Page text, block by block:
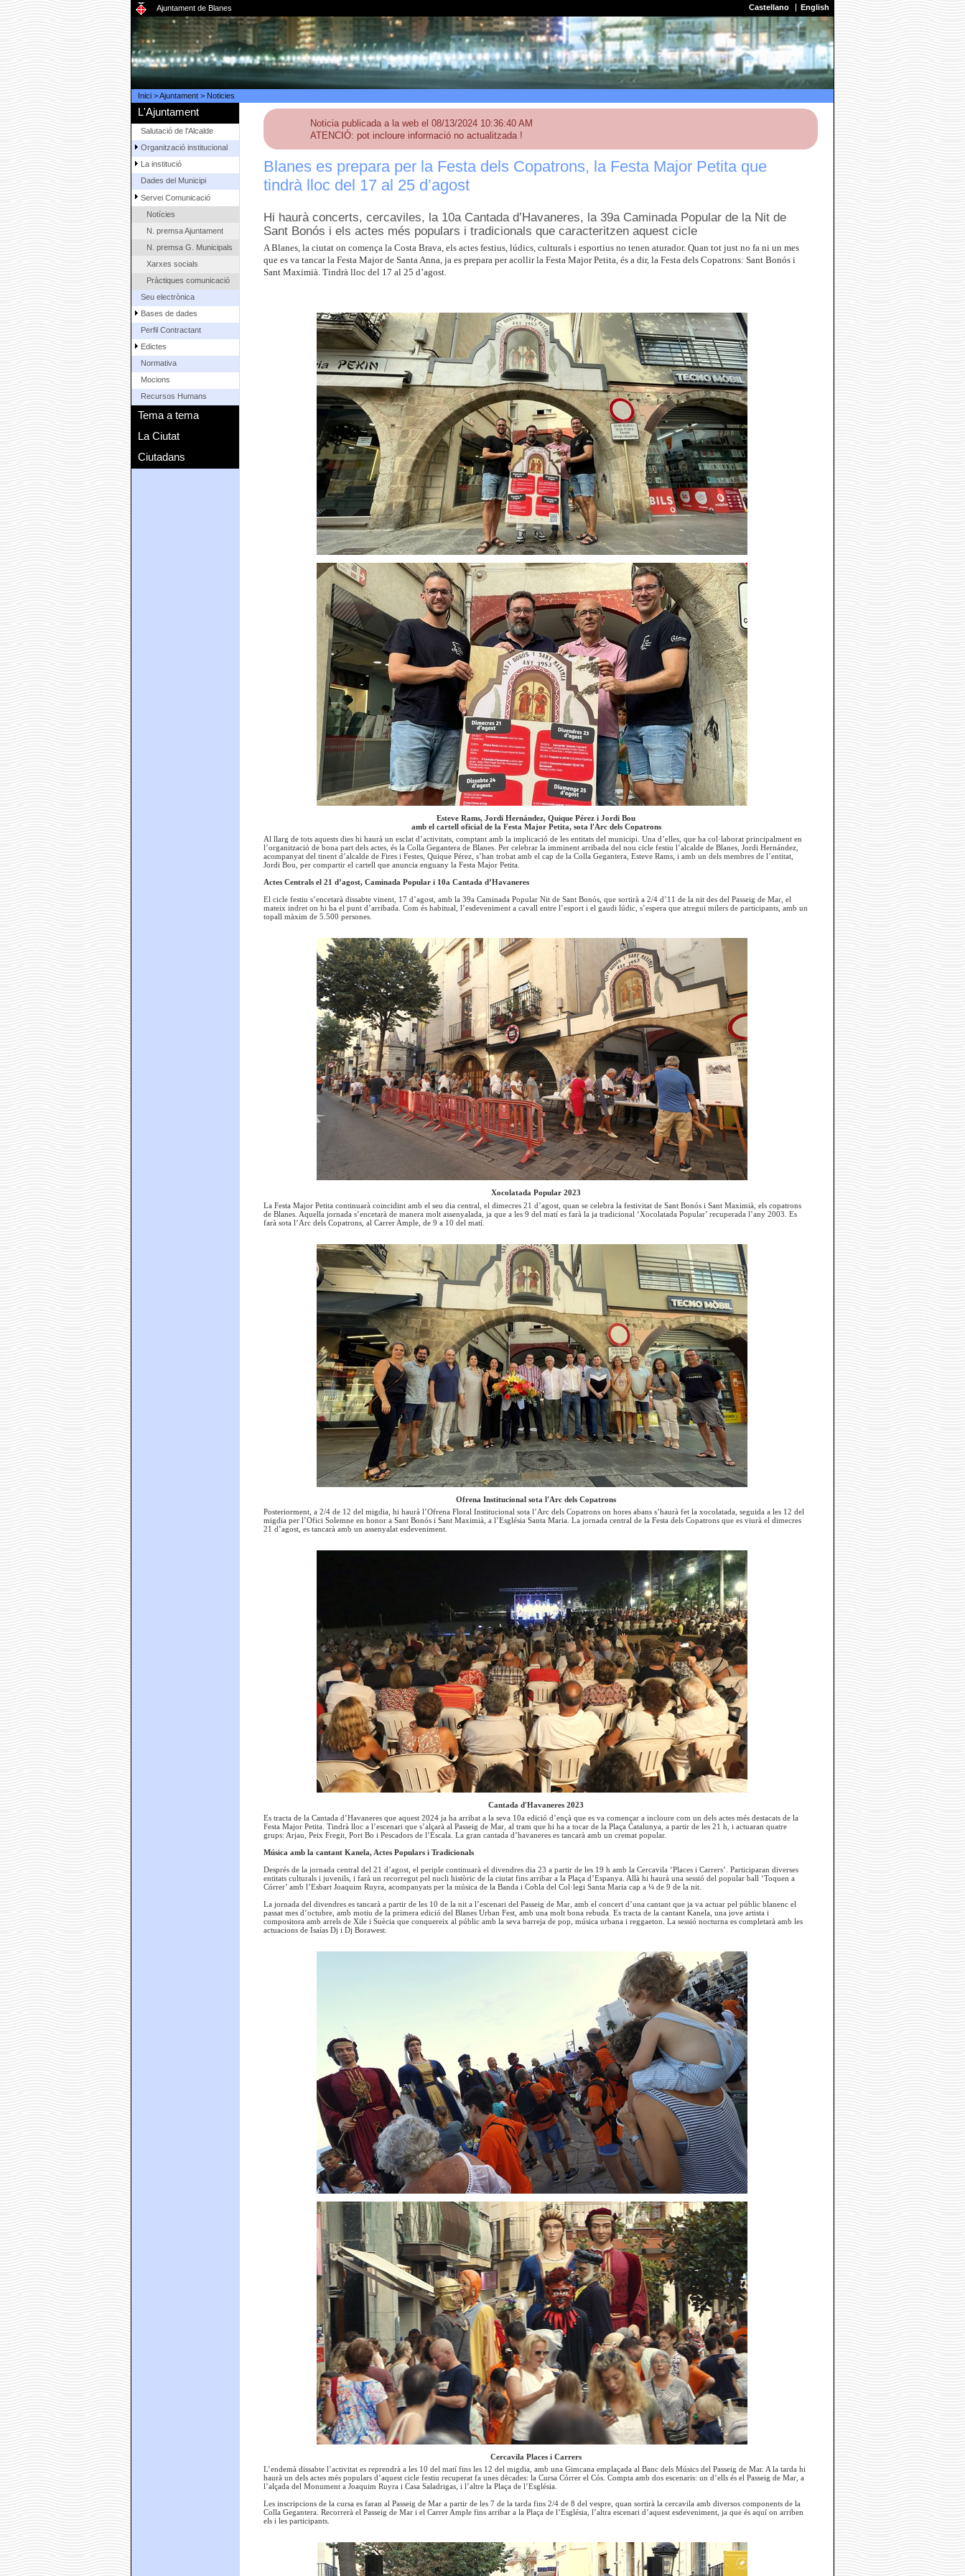
Ajuntament de Blanes Castellano English
Inici>Ajuntament> Noticies
L'Ajuntament
Salutació de l'Alcalde
Organització institucional
La institució
Dades del Municipi
Servei Comunicació
Notícies
N. premsa Ajuntament
N. premsa G. Municipals
Xarxes socials
Pràctiques comunicació
Seu electrònica
Bases de dades
Perfil Contractant
Edictes
Normativa
Mocions
Recursos Humans
Tema a tema
La Ciutat
Ciutadans
Noticia publicada a la web el 08/13/2024 10:36:40 AM
ATENCIÓ: pot incloure informació no actualitzada !
Blanes es prepara per la Festa dels Copatrons, la Festa Major Petita que
tindrà lloc del 17 al 25 d’agost
Hi haurà concerts, cercaviles, la 10a Cantada d’Havaneres, la 39a Caminada Popular de la Nit de
Sant Bonós i els actes més populars i tradicionals que caracteritzen aquest cicle
A Blanes, la ciutat on comença la Costa Brava, els actes festius, lúdics, culturals i esportius no tenen aturador. Quan tot just no fa ni un mes
que es va tancar la Festa Major de Santa Anna, ja es prepara per acollir la Festa Major Petita, és a dir, la Festa dels Copatrons: Sant Bonós i
Sant Maximià. Tindrà lloc del 17 al 25 d’agost.
Esteve Rams, Jordi Hernández, Quique Pérez i Jordi Bou
amb el cartell oficial de la Festa Major Petita, sota l'Arc dels Copatrons
Al llarg de tots aquests dies hi haurà un esclat d’activitats, comptant amb la implicació de les entitats del municipi. Una d’elles, que ha col·laborat principalment en
l’organització de bona part dels actes, és la Colla Gegantera de Blanes. Per celebrar la imminent arribada del nou cicle festiu l’alcalde de Blanes, Jordi Hernández,
acompanyat del tinent d’alcalde de Fires i Festes, Quique Pérez, s’han trobat amb el cap de la Colla Gegantera, Esteve Rams, i amb un dels membres de l’entitat,
Jordi Bou, per compartir el cartell que anuncia enguany la Festa Major Petita.
Actes Centrals el 21 d’agost, Caminada Popular i 10a Cantada d’Havaneres
El cicle festiu s’encetarà dissabte vinent, 17 d’agost, amb la 39a Caminada Popular Nit de Sant Bonós, que sortirà a 2/4 d’11 de la nit des del Passeig de Mar, el
mateix indret on hi ha el punt d’arribada. Com és habitual, l’esdeveniment a cavall entre l’esport i el gaudi lúdic, s’espera que atregui milers de participants, amb un
topall màxim de 5.500 persones.
Xocolatada Popular 2023
La Festa Major Petita continuarà coincidint amb el seu dia central, el dimecres 21 d’agost, quan se celebra la festivitat de Sant Bonós i Sant Maximià, els copatrons
de Blanes. Aquella jornada s’encetarà de manera molt assenyalada, ja que a les 9 del matí es farà la ja tradicional ‘Xocolatada Popular’ recuperada l’any 2003. Es
farà sota l’Arc dels Copatrons, al Carrer Ample, de 9 a 10 del matí.
Ofrena Institucional sota l'Arc dels Copatrons
Posteriorment, a 2/4 de 12 del migdia, hi haurà l’Ofrena Floral Institucional sota l’Arc dels Copatrons on hores abans s’haurà fet la xocolatada, seguida a les 12 del
migdia per l’Ofici Solemne en honor a Sant Bonós i Sant Maximià, a l’Església Santa Maria. La jornada central de la Festa dels Copatrons que es viurà el dimecres
21 d’agost, es tancarà amb un assenyalat esdeveniment.
Cantada d'Havaneres 2023
Es tracta de la Cantada d’Havaneres que aquest 2024 ja ha arribat a la seva 10a edició d’ençà que es va començar a incloure com un dels actes més destacats de la
Festa Major Petita. Tindrà lloc a l’escenari que s’alçarà al Passeig de Mar, al tram que hi ha a tocar de la Plaça Catalunya, a partir de les 21 h, i actuaran quatre
grups: Arjau, Peix Fregit, Port Bo i Pescadors de l’Escala. La gran cantada d’havaneres es tancarà amb un cremat popular.
Música amb la cantant Kanela, Actes Populars i Tradicionals
Després de la jornada central del 21 d’agost, el periple continuarà el divendres dia 23 a partir de les 19 h amb la Cercavila ‘Places i Carrers’. Participaran diverses
entitats culturals i juvenils, i farà un recorregut pel nucli històric de la ciutat fins arribar a la Plaça d’Espanya. Allà hi haurà una sessió del popular ball ‘Toquen a
Córrer’ amb l’Esbart Joaquim Ruyra, acompanyats per la música de la Banda i Cobla del Col·legi Santa Maria cap a ¼ de 9 de la nit.
La jornada del divendres es tancarà a partir de les 10 de la nit a l’escenari del Passeig de Mar, amb el concert d’una cantant que ja va actuar pel públic blanenc el
passat mes d’octubre, amb motiu de la primera edició del Blanes Urban Fest, amb una molt bona rebuda. Es tracta de la cantant Kanela, una jove artista i
compositora amb arrels de Xile i Suècia que conquereix al públic amb la seva barreja de pop, música urbana i reggaeton. La sessió nocturna es completarà amb les
actuacions de Isaías Dj i Dj Borawest.
Cercavila Places i Carrers
L’endemà dissabte l’activitat es reprendrà a les 10 del matí fins les 12 del migdia, amb una Gimcana emplaçada al Banc dels Músics del Passeig de Mar. A la tarda hi
haurà un dels actes més populars d’aquest cicle festiu recuperat fa unes dècades: la Cursa Córrer el Cós. Compta amb dos escenaris: un d’ells és el Passeig de Mar, a
l’alçada del Monument a Joaquim Ruyra i Casa Saladrigas, i l’altre la Plaça de l’Església.
Les inscripcions de la cursa es faran al Passeig de Mar a partir de les 7 de la tarda fins 2/4 de 8 del vespre, quan sortirà la cercavila amb diversos components de la
Colla Gegantera. Recorrerà el Passeig de Mar i el Carrer Ample fins arribar a la Plaça de l’Església, l’altra escenari d’aquest esdeveniment, ja que és aquí on arriben
els i les participants.